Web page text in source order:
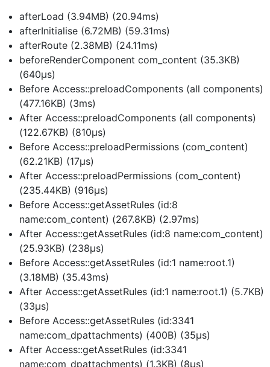
afterLoad (3.94MB) (20.94ms)
afterInitialise (6.72MB) (59.31ms)
afterRoute (2.38MB) (24.11ms)
beforeRenderComponent com_content (35.3KB)
(640μs)
Before Access::preloadComponents (all components)
(477.16KB) (3ms)
After Access::preloadComponents (all components)
(122.67KB) (810μs)
Before Access::preloadPermissions (com_content)
(62.21KB) (17μs)
After Access::preloadPermissions (com_content)
(235.44KB) (916μs)
Before Access::getAssetRules (id:8
name:com_content) (267.8KB) (2.97ms)
After Access::getAssetRules (id:8 name:com_content)
(25.93KB) (238μs)
Before Access::getAssetRules (id:1 name:root.1)
(3.18MB) (35.43ms)
After Access::getAssetRules (id:1 name:root.1) (5.7KB)
(33μs)
Before Access::getAssetRules (id:3341
name:com_dpattachments) (400B) (35μs)
After Access::getAssetRules (id:3341
name:com_dpattachments) (1.3KB) (8μs)